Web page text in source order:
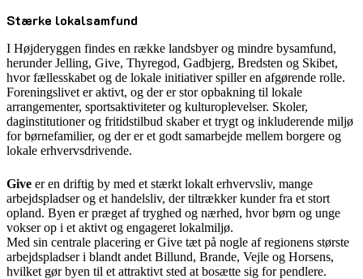
Stærke lokalsamfund
I Højderyggen findes en række landsbyer og mindre bysamfund,
herunder Jelling, Give, Thyregod, Gadbjerg, Bredsten og Skibet,
hvor fællesskabet og de lokale initiativer spiller en afgørende rolle.
Foreningslivet er aktivt, og der er stor opbakning til lokale
arrangementer, sportsaktiviteter og kulturoplevelser. Skoler,
daginstitutioner og fritidstilbud skaber et trygt og inkluderende miljø
for børnefamilier, og der er et godt samarbejde mellem borgere og
lokale erhvervsdrivende.
Give er en driftig by med et stærkt lokalt erhvervsliv, mange
arbejdspladser og et handelsliv, der tiltrækker kunder fra et stort
opland. Byen er præget af tryghed og nærhed, hvor børn og unge
vokser op i et aktivt og engageret lokalmiljø.
Med sin centrale placering er Give tæt på nogle af regionens største
arbejdspladser i blandt andet Billund, Brande, Vejle og Horsens,
hvilket gør byen til et attraktivt sted at bosætte sig for pendlere.